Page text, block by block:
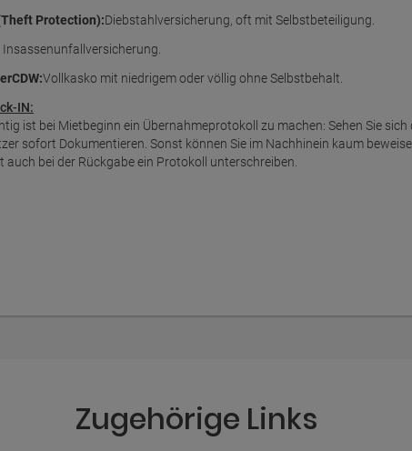
Protection):Diebstahlversicherung, oft mit Selbstbeteiligung.
Insassenunfallversicherung.
Vollkasko mit niedrigem oder völlig ohne Selbstbehalt.
IN:
ist bei Mietbeginn ein Übernahmeprotokoll zu machen: Sehen Sie
sofort Dokumentieren. Sonst können Sie im Nachhinein kaum
auch bei der Rückgabe ein Protokoll unterschreiben.
Zugehörige Links